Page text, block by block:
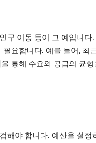
구 이동 등이 그 예입니다.
요합니다. 예를 들어, 최
을 통해 수요와 공급의 균형
해야 합니다. 예산을 설정